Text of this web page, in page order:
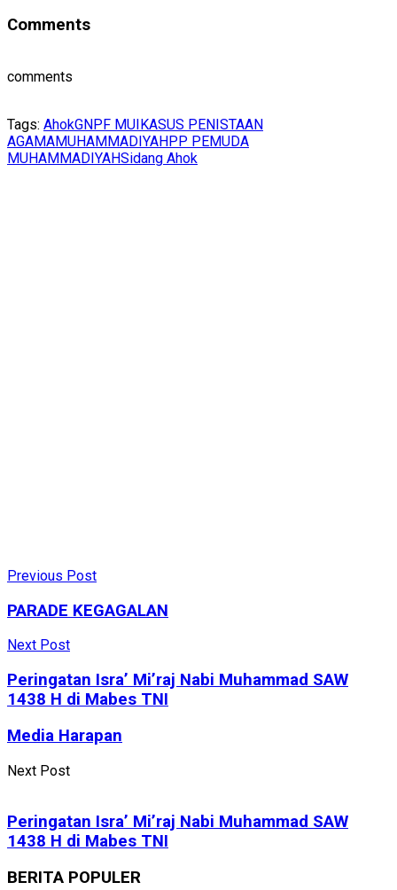
Comments
comments
Tags: AhokGNPF MUIKASUS PENISTAAN
AGAMAMUHAMMADIYAHPP PEMUDA
MUHAMMADIYAHSidang Ahok
Previous Post
PARADE KEGAGALAN
Next Post
Peringatan Isra’ Mi’raj Nabi Muhammad SAW
1438 H di Mabes TNI
Media Harapan
Next Post
Peringatan Isra’ Mi’raj Nabi Muhammad SAW
1438 H di Mabes TNI
BERITA POPULER